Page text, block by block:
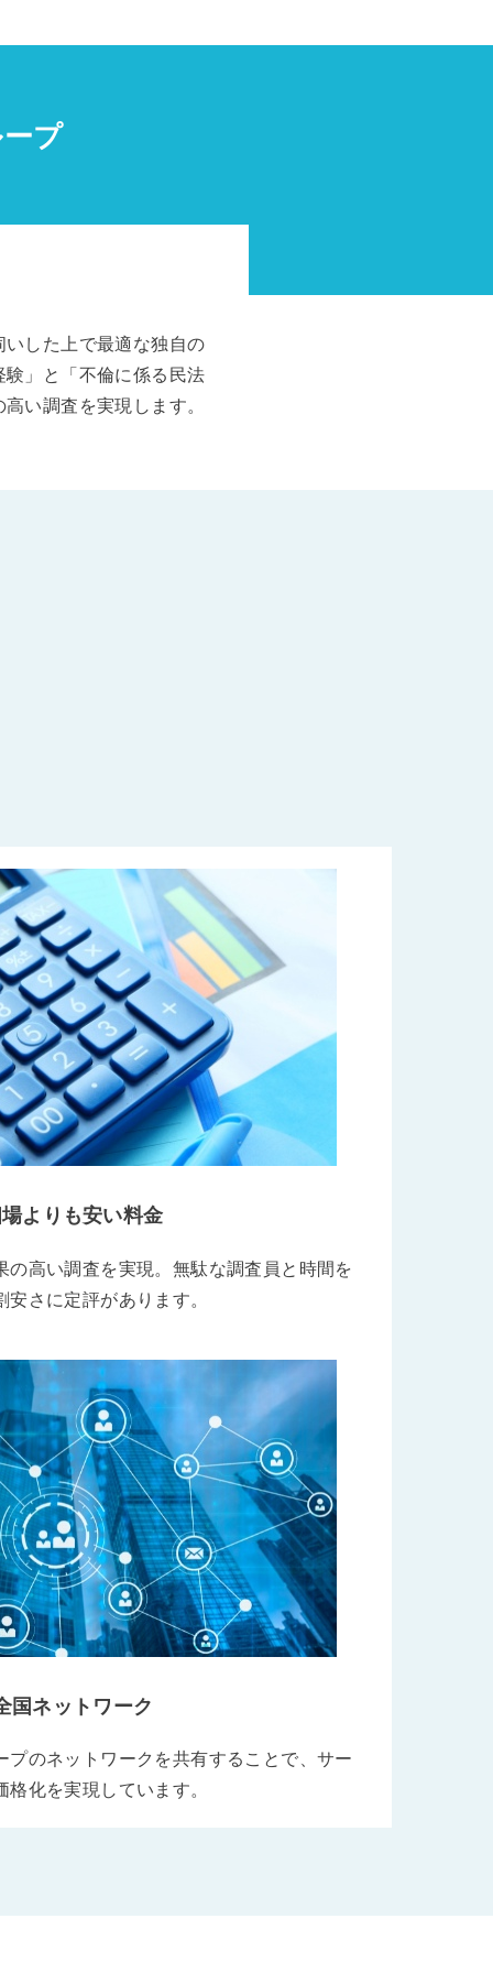
プ
した上で最適な独自の
」と「不倫に係る民法
い調査を実現します。
よりも安い料金
の高い調査を実現。無駄な調査員と時間を
さに定評があります。
国ネットワーク
プのネットワークを共有することで、サー
化を実現しています。